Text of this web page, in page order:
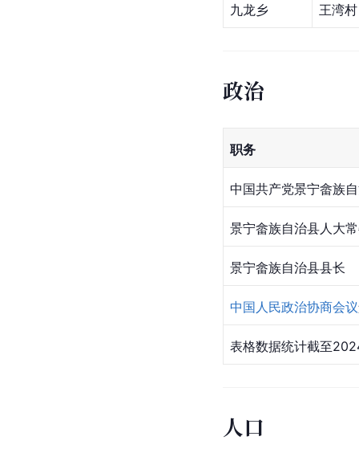
九龙乡 王湾村
政治
职务
中国共产党景宁畲族
景宁畲族自治县人大
景宁畲族自治县县长
中国人民政治协商会议
表格数据统计截至
人口